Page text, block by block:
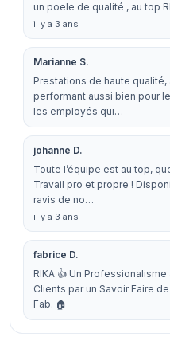
un poele de qualité , au top
il y a 3 ans
Marianne S.
Prestations de haute
performant aussi bien pour
les employés qui…
johanne D.
Toute l’équipe est au top,
Travail pro et propre !
ravis de no…
il y a 3 ans
fabrice D.
RIKA 👍 Un
Clients par un Savoir Faire
Fab. 🏠